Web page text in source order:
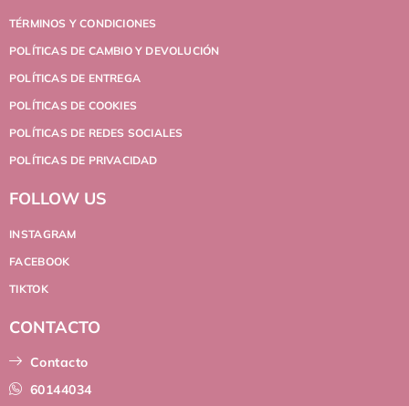
TÉRMINOS Y CONDICIONES
POLÍTICAS DE CAMBIO Y DEVOLUCIÓN
POLÍTICAS DE ENTREGA
POLÍTICAS DE COOKIES
POLÍTICAS DE REDES SOCIALES
POLÍTICAS DE PRIVACIDAD
FOLLOW US
INSTAGRAM
FACEBOOK
TIKTOK
CONTACTO
Contacto
60144034